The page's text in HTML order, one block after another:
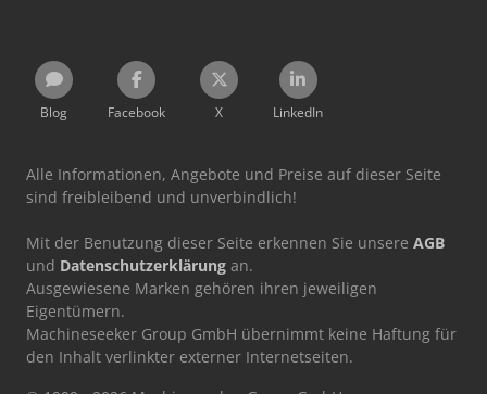
Blog Facebook X LinkedIn
Alle Informationen, Angebote und Preise auf dieser Seite
sind freibleibend und unverbindlich!
Mit der Benutzung dieser Seite erkennen Sie unsere AGB
und Datenschutzerklärung an.
Ausgewiesene Marken gehören ihren jeweiligen
Eigentümern.
Machineseeker Group GmbH übernimmt keine Haftung für
den Inhalt verlinkter externer Internetseiten.